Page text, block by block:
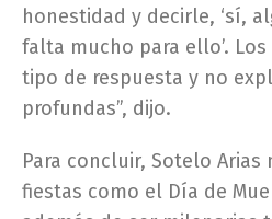
honestidad y decirle, ‘sí,
falta mucho para ello’.
tipo de respuesta y no
profundas”, dijo.
Para concluir, Sotelo
fiestas como el Día de